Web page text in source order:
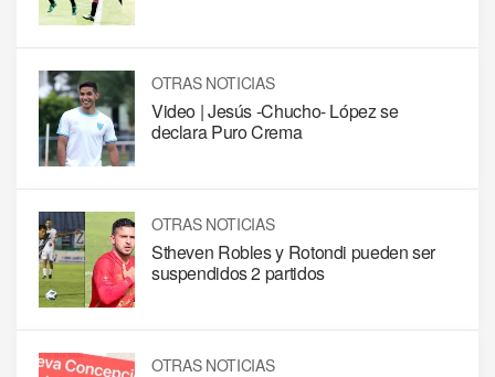
OTRAS NOTICIAS
Video | Jesús -Chucho- López se
declara Puro Crema
OTRAS NOTICIAS
Stheven Robles y Rotondi pueden ser
suspendidos 2 partidos
OTRAS NOTICIAS